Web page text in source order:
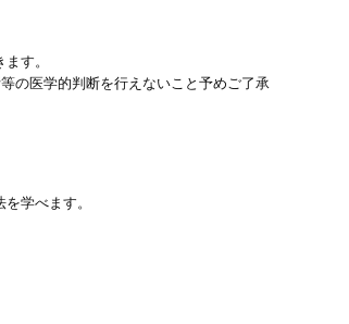
す。
の医学的判断を行えないこと予めご了承
学べます。